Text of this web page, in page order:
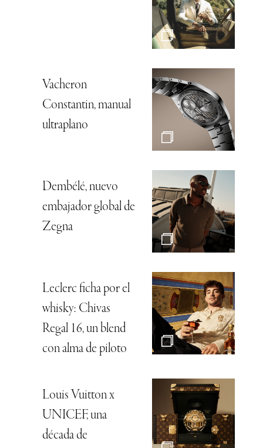
Vacheron
Constantin, manual
ultraplano
Dembélé, nuevo
embajador global de
Zegna
Leclerc ficha por el
whisky: Chivas
Regal 16, un blend
con alma de piloto
Louis Vuitton x
UNICEF, una
década de